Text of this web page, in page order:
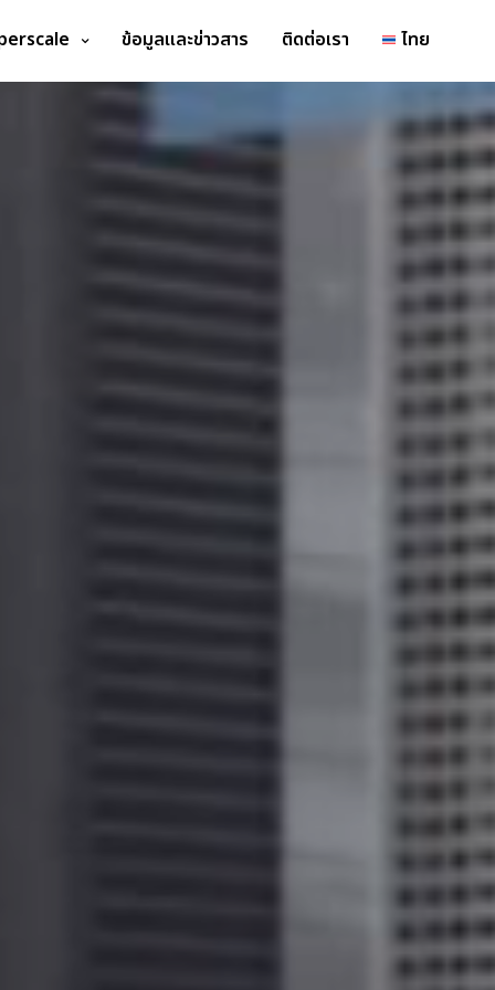
ข้อมูลและข่าวสาร ติดต่อเรา ไทย